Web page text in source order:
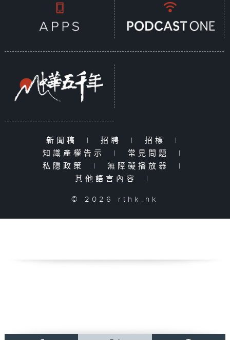
新聞稿 | 招聘 | 招標
|
知識產權告示
| 常見問題
|
私隱政策
| 無障礙播放器
|
其他語言內容
|
© 2026 rthk.hk